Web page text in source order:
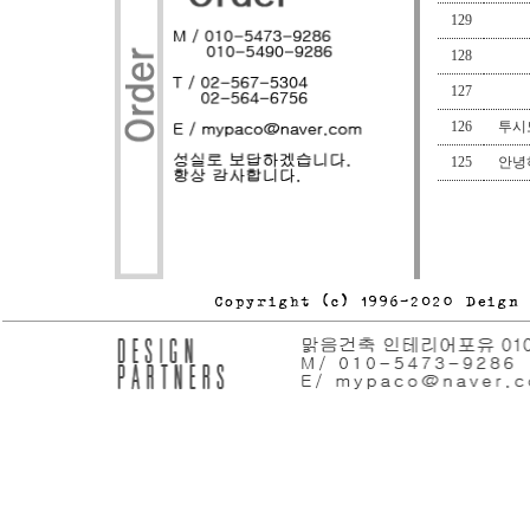
129
128
127
126 투시
125 안녕